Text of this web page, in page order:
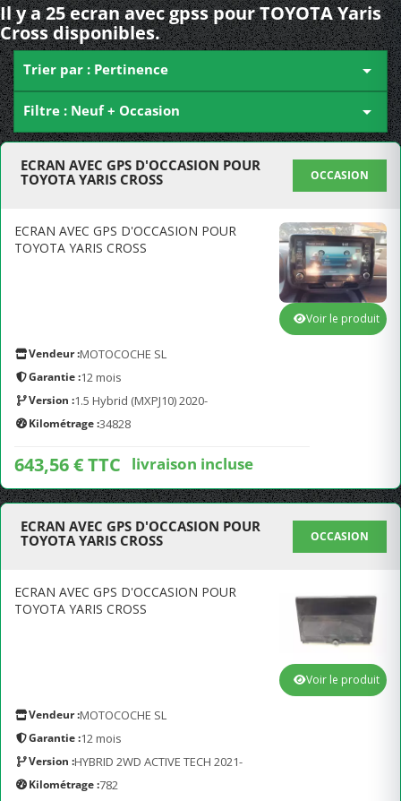
Il y a 25 ecran avec gpss pour TOYOTA Yaris
Cross disponibles.
Trier par : Pertinence 
Filtre : Neuf + Occasion 
ECRAN AVEC GPS D'OCCASION POUR
TOYOTA YARIS CROSS
OCCASION
ECRAN AVEC GPS D'OCCASION POUR
TOYOTA YARIS CROSS
Vendeur :MOTOCOCHE SL
Garantie :12 mois
Version :1.5 Hybrid (MXPJ10) 2020-
Kilométrage :34828
643,56 € TTC livraison incluse
Voir le produit
ECRAN AVEC GPS D'OCCASION POUR
TOYOTA YARIS CROSS
OCCASION
ECRAN AVEC GPS D'OCCASION POUR
TOYOTA YARIS CROSS
Vendeur :MOTOCOCHE SL
Garantie :12 mois
Version :HYBRID 2WD ACTIVE TECH 2021-
Kilométrage :782
Voir le produit